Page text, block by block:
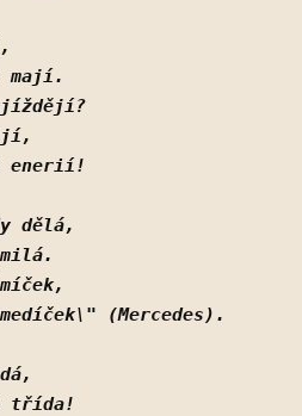
mají.
enerií!
dělá,
(Mercedes).
třída!